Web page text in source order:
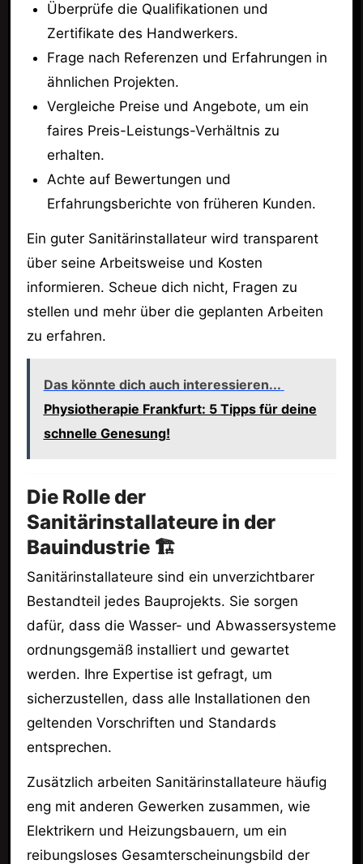
Überprüfe die Qualifikationen und
Zertifikate des Handwerkers.
Frage nach Referenzen und Erfahrungen in
ähnlichen Projekten.
Vergleiche Preise und Angebote, um ein
faires Preis-Leistungs-Verhältnis zu
erhalten.
Achte auf Bewertungen und
Erfahrungsberichte von früheren Kunden.
Ein guter Sanitärinstallateur wird transparent
über seine Arbeitsweise und Kosten
informieren. Scheue dich nicht, Fragen zu
stellen und mehr über die geplanten Arbeiten
zu erfahren.
Das könnte dich auch interessieren...
Physiotherapie Frankfurt: 5 Tipps für deine
schnelle Genesung!
Die Rolle der
Sanitärinstallateure in der
Bauindustrie 🏗️
Sanitärinstallateure sind ein unverzichtbarer
Bestandteil jedes Bauprojekts. Sie sorgen
dafür, dass die Wasser- und Abwassersysteme
ordnungsgemäß installiert und gewartet
werden. Ihre Expertise ist gefragt, um
sicherzustellen, dass alle Installationen den
geltenden Vorschriften und Standards
entsprechen.
Zusätzlich arbeiten Sanitärinstallateure häufig
eng mit anderen Gewerken zusammen, wie
Elektrikern und Heizungsbauern, um ein
reibungsloses Gesamterscheinungsbild der